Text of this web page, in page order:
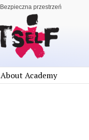
Bezpieczna przestrzeń
About Academy